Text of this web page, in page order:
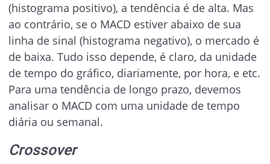
(histograma positivo), a tendência é de alta. Mas
ao contrário, se o MACD estiver abaixo de sua
linha de sinal (histograma negativo), o mercado é
de baixa. Tudo isso depende, é claro, da unidade
de tempo do gráfico, diariamente, por hora, e etc.
Para uma tendência de longo prazo, devemos
analisar o MACD com uma unidade de tempo
diária ou semanal.
Crossover